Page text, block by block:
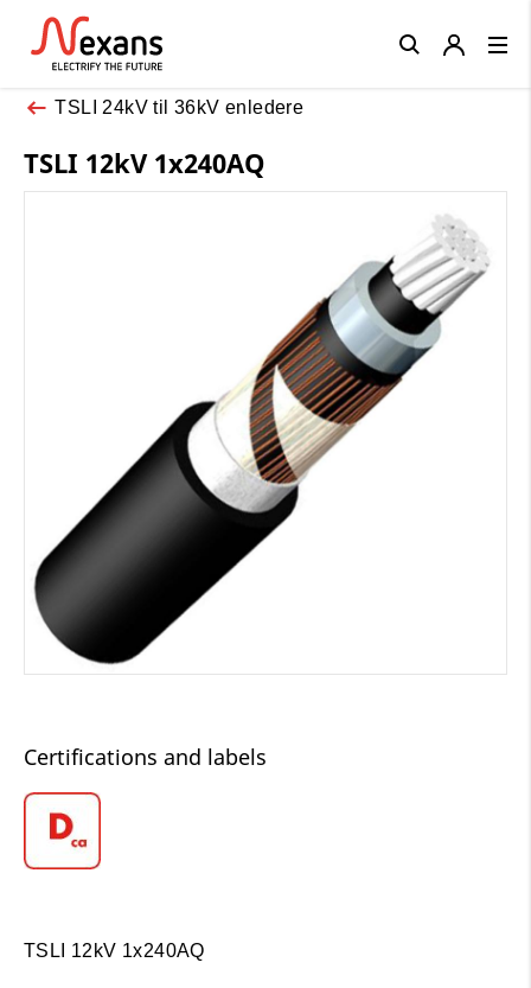
TSLI 24kV til 36kV enledere
TSLI 12kV 1x240AQ
Certifications and labels
TSLI 12kV 1x240AQ
Close